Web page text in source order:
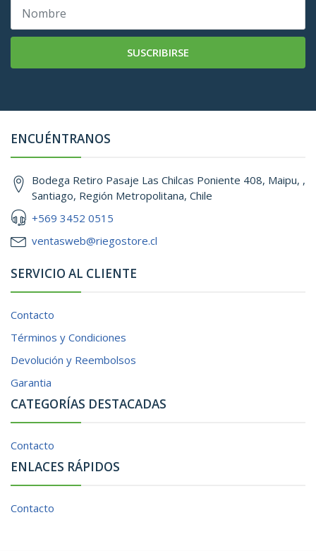
SUSCRIBIRSE
ENCUÉNTRANOS
Bodega Retiro Pasaje Las Chilcas Poniente 408, Maipu, ,
Santiago, Región Metropolitana, Chile
+569 3452 0515
ventasweb@riegostore.cl
SERVICIO AL CLIENTE
Contacto
Términos y Condiciones
Devolución y Reembolsos
Garantia
CATEGORÍAS DESTACADAS
Contacto
ENLACES RÁPIDOS
Contacto